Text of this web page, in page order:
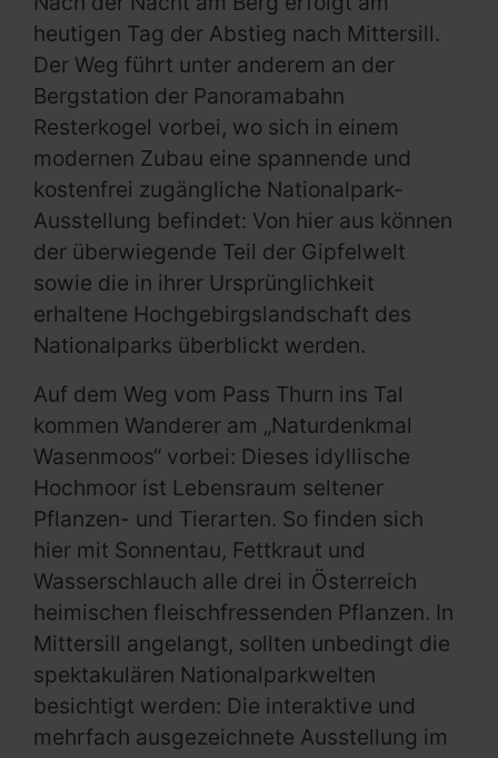
heutigen Tag der Abstieg nach Mittersill.
Der Weg führt unter anderem an der
Bergstation der Panoramabahn
Resterkogel vorbei, wo sich in einem
modernen Zubau eine spannende und
kostenfrei zugängliche Nationalpark-
Ausstellung befindet: Von hier aus können
der überwiegende Teil der Gipfelwelt
sowie die in ihrer Ursprünglichkeit
erhaltene Hochgebirgslandschaft des
Nationalparks überblickt werden.
Auf dem Weg vom Pass Thurn ins Tal
kommen Wanderer am „Naturdenkmal
Wasenmoos“ vorbei: Dieses idyllische
Hochmoor ist Lebensraum seltener
Pflanzen- und Tierarten. So finden sich
hier mit Sonnentau, Fettkraut und
Wasserschlauch alle drei in Österreich
heimischen fleischfressenden Pflanzen. In
Mittersill angelangt, sollten unbedingt die
spektakulären Nationalparkwelten
besichtigt werden: Die interaktive und
mehrfach ausgezeichnete Ausstellung im